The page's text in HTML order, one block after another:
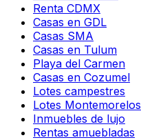
Renta CDMX
Casas en GDL
Casas SMA
Casas en Tulum
Playa del Carmen
Casas en Cozumel
Lotes campestres
Lotes Montemorelos
Inmuebles de lujo
Rentas amuebladas